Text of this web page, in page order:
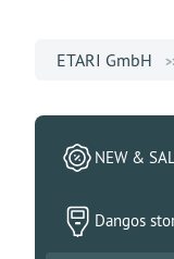
ETARI GmbH
NEW &
Dangos